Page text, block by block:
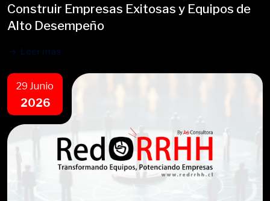
Construir Empresas Exitosas y Equipos de
Alto Desempeño
Leer mas
29 Junio
2026